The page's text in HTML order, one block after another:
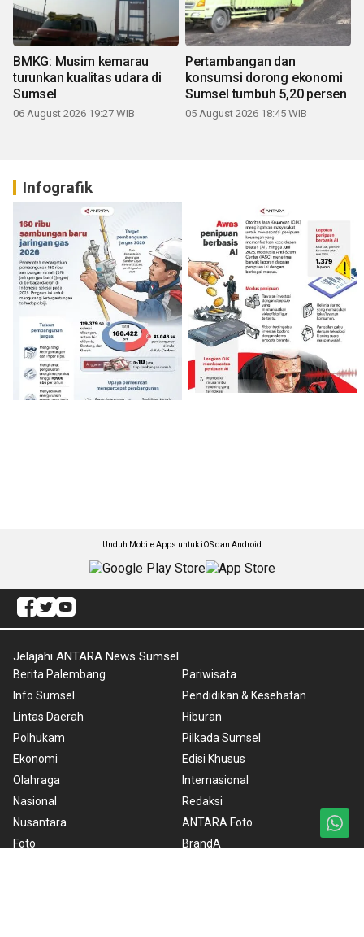
BMKG: Musim kemarau
turunkan kualitas udara di
Sumsel
06 August 2026 19:27 WIB
Pertambangan dan
konsumsi dorong ekonomi
Sumsel tumbuh 5,20 persen
05 August 2026 18:45 WIB
Infografik
Unduh Mobile Apps untuk iOS dan Android
Jelajahi ANTARA News Sumsel
Berita Palembang
Info Sumsel
Lintas Daerah
Polhukam
Ekonomi
Olahraga
Nasional
Nusantara
Foto
Pariwisata
Pendidikan & Kesehatan
Hiburan
Pilkada Sumsel
Edisi Khusus
Internasional
Redaksi
ANTARA Foto
BrandA